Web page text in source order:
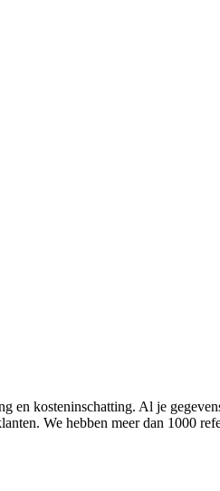
en kosteninschatting. Al je
We hebben meer dan 1000